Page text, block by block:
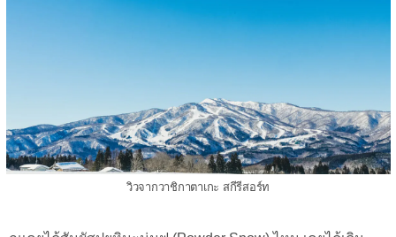
วิวจากวาชิกาตาเกะ สกีรีสอร์ท